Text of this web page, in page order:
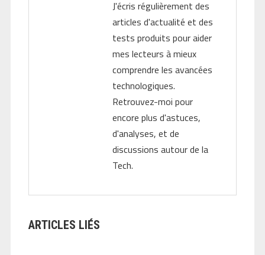
J'écris régulièrement des
articles d'actualité et des
tests produits pour aider
mes lecteurs à mieux
comprendre les avancées
technologiques.
Retrouvez-moi pour
encore plus d'astuces,
d'analyses, et de
discussions autour de la
Tech.
ARTICLES LIÉS